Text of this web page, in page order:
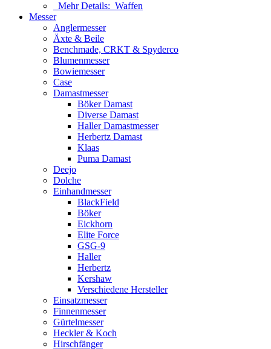
Mehr Details: Waffen
Messer
Anglermesser
Äxte & Beile
Benchmade, CRKT & Spyderco
Blumenmesser
Bowiemesser
Case
Damastmesser
Böker Damast
Diverse Damast
Haller Damastmesser
Herbertz Damast
Klaas
Puma Damast
Deejo
Dolche
Einhandmesser
BlackField
Böker
Eickhorn
Elite Force
GSG-9
Haller
Herbertz
Kershaw
Verschiedene Hersteller
Einsatzmesser
Finnenmesser
Gürtelmesser
Heckler & Koch
Hirschfänger